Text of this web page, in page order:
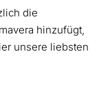
die
hinzufügt,
unsere liebsten